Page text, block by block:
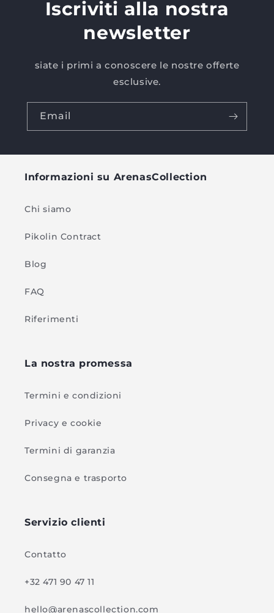
Iscriviti alla nostra
newsletter
siate i primi a conoscere le nostre offerte
esclusive.
Email
Informazioni su ArenasCollection
Chi siamo
Pikolin Contract
Blog
FAQ
Riferimenti
La nostra promessa
Termini e condizioni
Privacy e cookie
Termini di garanzia
Consegna e trasporto
Servizio clienti
Contatto
+32 471 90 47 11
hello@arenascollection.com